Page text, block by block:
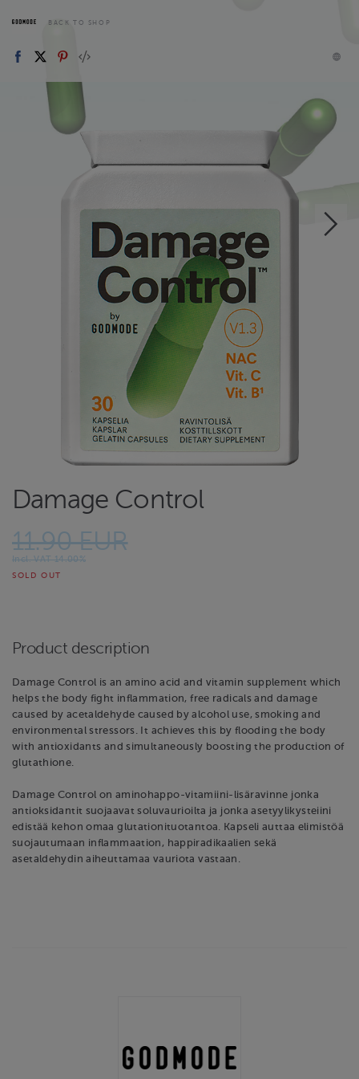
BACK TO SHOP
Damage Control
11.90 EUR
Incl. VAT 14.00%
SOLD OUT
Product description
Damage Control is an amino acid and vitamin supplement which
helps the body fight inflammation, free radicals and damage
caused by acetaldehyde caused by alcohol use, smoking and
environmental stressors. It achieves this by flooding the body
with antioxidants and simultaneously boosting the production of
glutathione.
Damage Control on aminohappo-vitamiini-lisäravinne jonka
antioksidantit suojaavat soluvaurioilta ja jonka asetyylikysteiini
edistää kehon omaa glutationituotantoa. Kapseli auttaa elimistöä
suojautumaan inflammaation, happiradikaalien sekä
asetaldehydin aiheuttamaa vauriota vastaan.